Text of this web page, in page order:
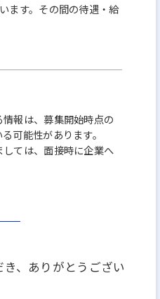
ます。その間の待遇・給
報は、募集開始時点の
可能性があります。
ては、面接時に企業へ
、ありがとうござい